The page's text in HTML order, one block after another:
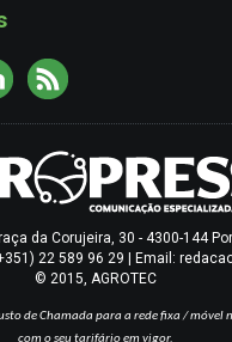
da Corujeira, 30 - 4300-144
22 589 96 29 | Email:
© 2015, AGROTEC
de Chamada para a rede fixa / móvel